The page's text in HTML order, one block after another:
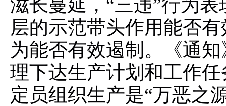
滋长蔓延， “三违”行为
层的示范带头作用能否
为能否有效遏制。《通知
理下达生产计划和工作
定员组织生产是“万恶之